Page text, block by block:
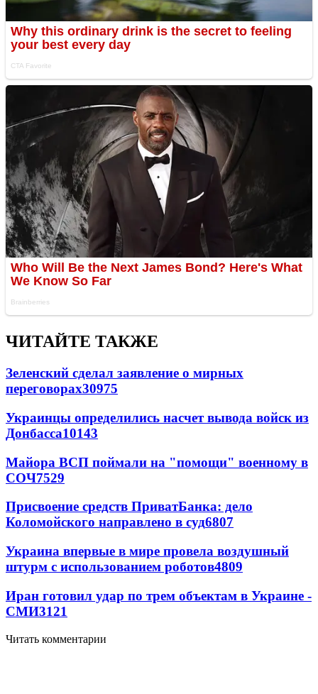
ЧИТАЙТЕ ТАКЖЕ
Зеленский сделал заявление о мирных
переговорах30975
Украинцы определились насчет вывода войск из
Донбасса10143
Майора ВСП поймали на "помощи" военному в
СОЧ7529
Присвоение средств ПриватБанка: дело
Коломойского направлено в суд6807
Украина впервые в мире провела воздушный
штурм с использованием роботов4809
Иран готовил удар по трем объектам в Украине -
СМИ3121
Читать комментарии